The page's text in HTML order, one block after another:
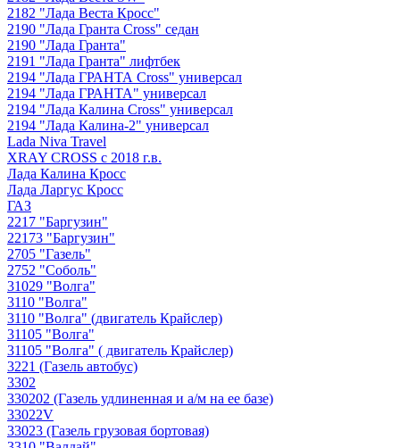
2182 "Лада Веста Кросс"
2190 "Лада Гранта Cross" седан
2190 "Лада Гранта"
2191 "Лада Гранта" лифтбек
2194 "Лада ГРАНТА Cross" универсал
2194 "Лада ГРАНТА" универсал
2194 "Лада Калина Cross" универсал
2194 "Лада Калина-2" универсал
Lada Niva Travel
XRAY CROSS с 2018 г.в.
Лада Калина Кросс
Лада Ларгус Кросс
ГАЗ
2217 "Баргузин"
22173 "Баргузин"
2705 "Газель"
2752 "Соболь"
31029 "Волга"
3110 "Волга"
3110 "Волга" (двигатель Крайслер)
31105 "Волга"
31105 "Волга" ( двигатель Крайслер)
3221 (Газель автобус)
3302
330202 (Газель удлиненная и а/м на ее базе)
33022V
33023 (Газель грузовая бортовая)